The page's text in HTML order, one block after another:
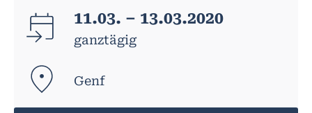
11.03. – 13.03.2020
ganztägig
Genf